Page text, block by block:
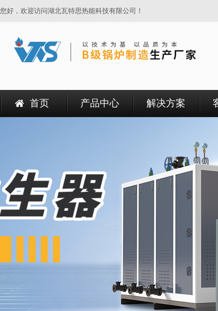
您好，欢迎访问湖北瓦特思热能科技有限公司！
首页 产品中心 解决方案